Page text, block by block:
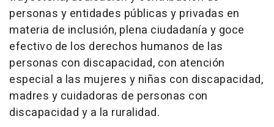
personas y entidades públicas y privadas en
materia de inclusión, plena ciudadanía y goce
efectivo de los derechos humanos de las
personas con discapacidad, con atención
especial a las mujeres y niñas con discapacidad,
madres y cuidadoras de personas con
discapacidad y a la ruralidad.